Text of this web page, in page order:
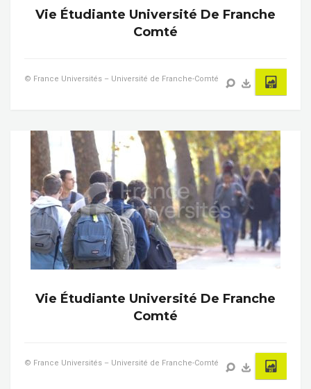
Vie Étudiante Université De Franche
Comté
© France Universités – Université de Franche-Comté
Vie Étudiante Université De Franche
Comté
© France Universités – Université de Franche-Comté